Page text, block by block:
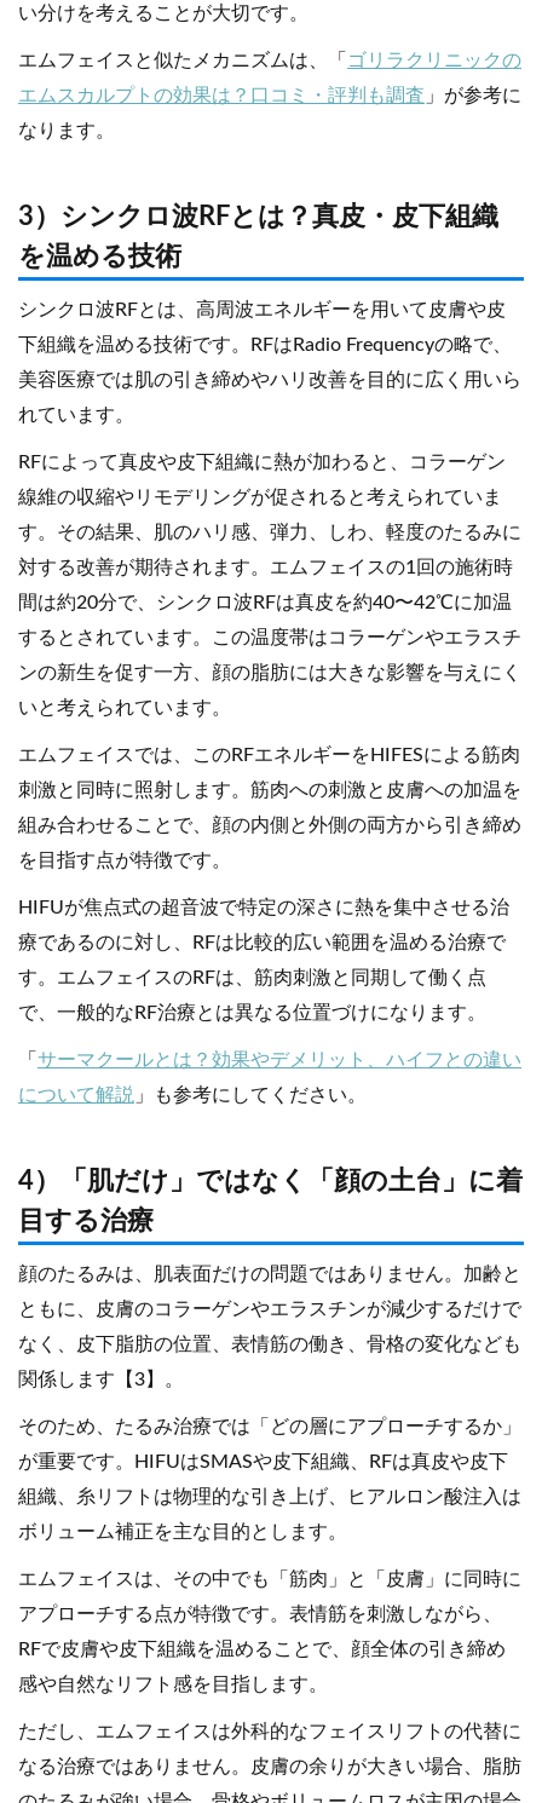
い分けを考えることが大切です。
エムフェイスと似たメカニズムは、「 ゴリラクリニックの
エムスカルプトの効果は？口コミ・評判も調査 」が参考に
なります。
3）シンクロ波RFとは？真皮・皮下組織
を温める技術
シンクロ波RFとは、高周波エネルギーを用いて皮膚や皮
下組織を温める技術です。RFはRadio Frequencyの略で、
美容医療では肌の引き締めやハリ改善を目的に広く用いら
れています。
RFによって真皮や皮下組織に熱が加わると、コラーゲン
線維の収縮やリモデリングが促されると考えられていま
す。その結果、肌のハリ感、弾力、しわ、軽度のたるみに
対する改善が期待されます。エムフェイスの1回の施術時
間は約20分で、シンクロ波RFは真皮を約40〜42℃に加温
するとされています。この温度帯はコラーゲンやエラスチ
ンの新生を促す一方、顔の脂肪には大きな影響を与えにく
いと考えられています。
エムフェイスでは、このRFエネルギーをHIFESによる筋肉
刺激と同時に照射します。筋肉への刺激と皮膚への加温を
組み合わせることで、顔の内側と外側の両方から引き締め
を目指す点が特徴です。
HIFUが焦点式の超音波で特定の深さに熱を集中させる治
療であるのに対し、RFは比較的広い範囲を温める治療で
す。エムフェイスのRFは、筋肉刺激と同期して働く点
で、一般的なRF治療とは異なる位置づけになります。
「 サーマクールとは？効果やデメリット、ハイフとの違い
について解説 」も参考にしてください。
4）「肌だけ」ではなく「顔の土台」に着
目する治療
顔のたるみは、肌表面だけの問題ではありません。加齢と
ともに、皮膚のコラーゲンやエラスチンが減少するだけで
なく、皮下脂肪の位置、表情筋の働き、骨格の変化なども
関係します【3】。
そのため、たるみ治療では「どの層にアプローチするか」
が重要です。HIFUはSMASや皮下組織、RFは真皮や皮下
組織、糸リフトは物理的な引き上げ、ヒアルロン酸注入は
ボリューム補正を主な目的とします。
エムフェイスは、その中でも「筋肉」と「皮膚」に同時に
アプローチする点が特徴です。表情筋を刺激しながら、
RFで皮膚や皮下組織を温めることで、顔全体の引き締め
感や自然なリフト感を目指します。
ただし、エムフェイスは外科的なフェイスリフトの代替に
なる治療ではありません。皮膚の余りが大きい場合、脂肪